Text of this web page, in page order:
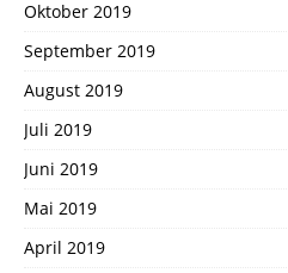
Oktober 2019
September 2019
August 2019
Juli 2019
Juni 2019
Mai 2019
April 2019